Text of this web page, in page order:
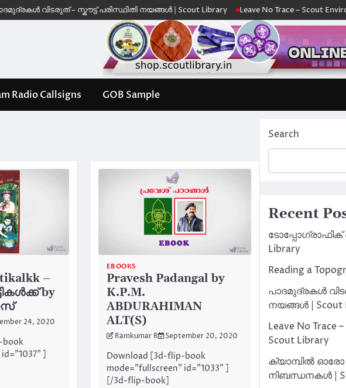
– സ്കൗട്ട് പരിസ്ഥിതി നയങ്ങൾ | Scout Library Leave No Trace – Scout
Radio Callsigns GOB Sample
–
by
24, 2020
book
]
EBOOKS
Pravesh Padangal by
K.P.M.
ABDURAHIMAN
ALT(S)
Ramkumar R September 20, 2020
Download [3d-flip-book
mode="fullscreen" id="1033" ]
[/3d-flip-book]
Search
Recent
ടോപ്പോഗ്രാഫിക്
Library
Reading a
പാദമുദ്രകൾ
നയങ്ങൾ | Scout
Leave No Trace
Scout Library
ക്യാമ്പിൽ ഓരോ
നിബന്ധനകൾ |